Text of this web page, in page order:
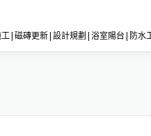
|磁磚更新|設計規劃|浴室陽台|防水